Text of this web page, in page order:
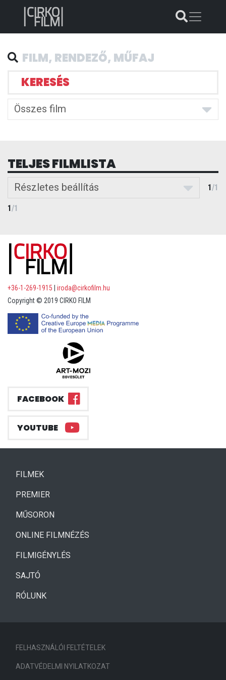
KERESÉS
Összes film
TELJES FILMLISTA
Részletes beállítás 1/1
1/1
+36-1-269-1915
iroda@cirkofilm.hu
Copyright © 2019 CIRKO FILM
FACEBOOK
YOUTUBE
FILMEK(CURRENT)
PREMIER
MŰSORON
ONLINE FILMNÉZÉS
FILMIGÉNYLÉS
SAJTÓ
RÓLUNK
FELHASZNÁLÓI FELTÉTELEK
ADATVÉDELMI NYILATKOZAT